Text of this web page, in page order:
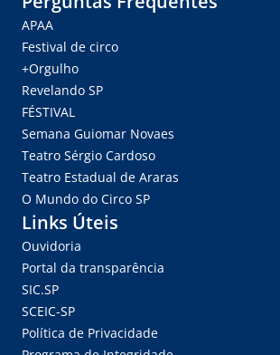
APAA
Festival de circo
+Orgulho
Revelando SP
FÉSTIVAL
Semana Guiomar Novaes
Teatro Sérgio Cardoso
Teatro Estadual de Araras
O Mundo do Circo SP
Links Úteis
Ouvidoria
Portal da transparência
SIC.SP
SCEIC-SP
Política de Privacidade